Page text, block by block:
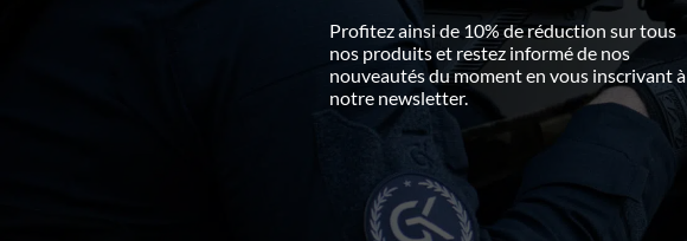
Profitez ainsi de 10% de réduction sur tous
nos produits et restez informé de nos
nouveautés du moment en vous inscrivant à
notre newsletter.